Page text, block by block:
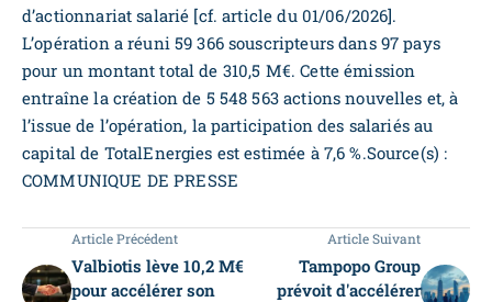
d’actionnariat salarié [cf. article du 01/06/2026].
L’opération a réuni 59 366 souscripteurs dans 97 pays
pour un montant total de 310,5 M€. Cette émission
entraîne la création de 5 548 563 actions nouvelles et, à
l’issue de l’opération, la participation des salariés au
capital de TotalEnergies est estimée à 7,6 %.Source(s) :
COMMUNIQUE DE PRESSE
Article Précédent
Valbiotis lève 10,2 M€
pour accélérer son
Article Suivant
Tampopo Group
prévoit d'accélérer